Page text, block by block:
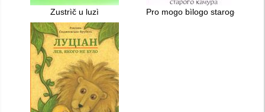
Zustrìč u luzì Pro mogo bìlogo starogo